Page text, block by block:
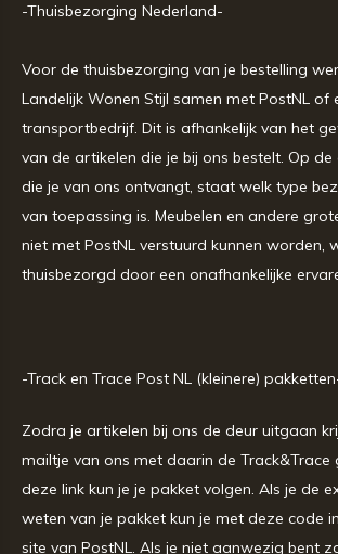
-Thuisbezorging Nederland-
Voor de thuisbezorging van je bestelling
Landelijk Wonen Stijl samen met PostNL of
transportbedrijf. Dit is afhankelijk van het
van de artikelen die je bij ons bestelt. Op
die je van ons ontvangt, staat welk type
van toepassing is. Meubelen en andere
niet met PostNL verstuurd kunnen worden,
thuisbezorgd door een onafhankelijke
-Track en Trace Post NL (kleinere)
Zodra je artikelen bij ons de deur uitgaan
mailtje van ons met daarin de Track&Trace
deze link kun je je pakket volgen. Als je de
weten van je pakket kun je met deze code
site van PostNL. Als je niet aanwezig bent